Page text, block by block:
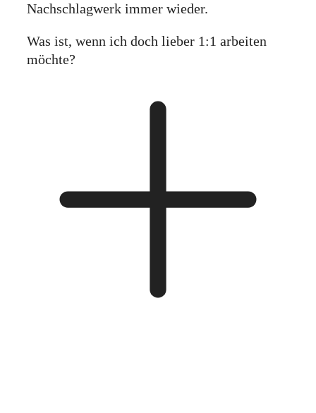
Nachschlagwerk immer wieder.
Was ist, wenn ich doch lieber 1:1 arbeiten
möchte?